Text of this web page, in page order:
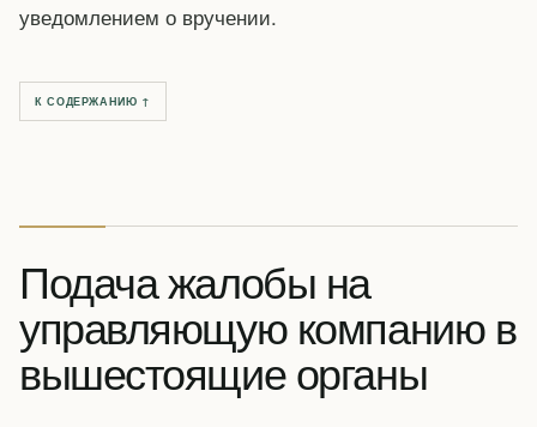
уведомлением о вручении.
К СОДЕРЖАНИЮ ↑
Подача жалобы на
управляющую компанию в
вышестоящие органы